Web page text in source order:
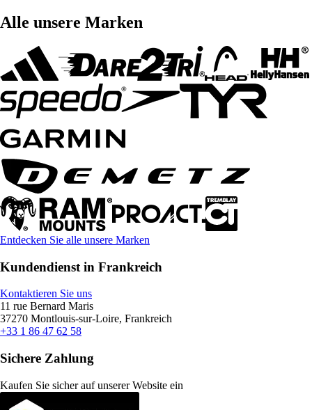
Alle unsere Marken
Entdecken Sie alle unsere Marken
Kundendienst in Frankreich
Kontaktieren Sie uns
11 rue Bernard Maris
37270 Montlouis-sur-Loire, Frankreich
+33 1 86 47 62 58
Sichere Zahlung
Kaufen Sie sicher auf unserer Website ein